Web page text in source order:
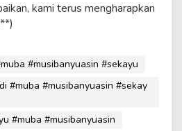
kami terus mengharapkan
#musibanyuasin #sekayu
#muba #musibanyuasin #sekay
#muba #musibanyuasin